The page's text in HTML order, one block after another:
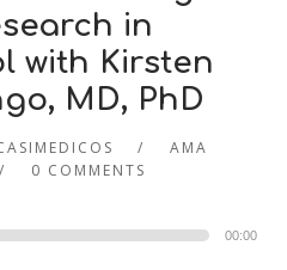
in
with Kirsten
MD, PhD
AMA
0 COMMENTS
00:00